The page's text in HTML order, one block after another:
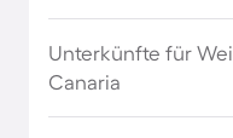
Unterkünfte für
Canaria